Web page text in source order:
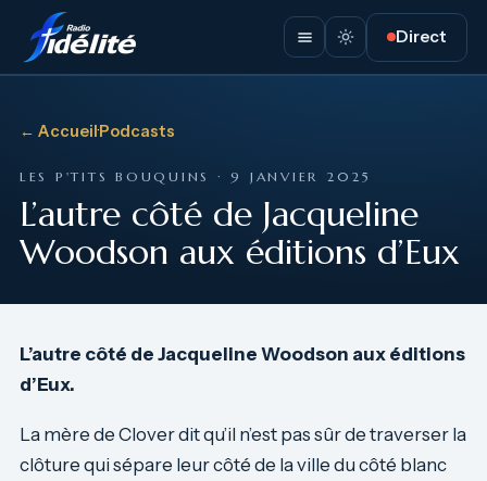
Direct
← Accueil·Podcasts
LES P'TITS BOUQUINS · 9 JANVIER 2025
L’autre côté de Jacqueline
Woodson aux éditions d’Eux
L’autre côté de Jacqueline Woodson aux éditions
d’Eux.
La mère de Clover dit qu’il n’est pas sûr de traverser la
clôture qui sépare leur côté de la ville du côté blanc